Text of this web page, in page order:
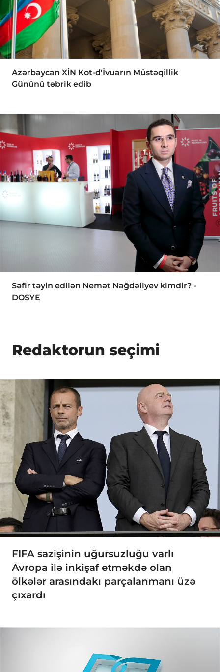
Azərbaycan XİN Kot-d'İvuarın Müstəqillik
Gününü təbrik edib
Səfir təyin edilən Nemət Nağdəliyev kimdir? -
DOSYE
Redaktorun seçimi
FIFA sazişinin uğursuzluğu varlı
Avropa ilə inkişaf etməkdə olan
ölkələr arasındakı parçalanmanı üzə
çıxardı